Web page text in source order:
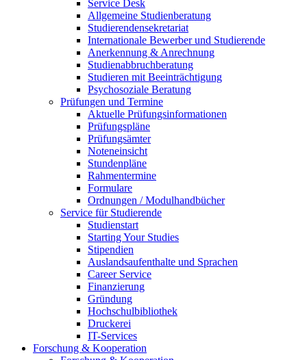
Service Desk
Allgemeine Studienberatung
Studierendensekretariat
Internationale Bewerber und Studierende
Anerkennung & Anrechnung
Studienabbruchberatung
Studieren mit Beeinträchtigung
Psychosoziale Beratung
Prüfungen und Termine
Aktuelle Prüfungsinformationen
Prüfungspläne
Prüfungsämter
Noteneinsicht
Stundenpläne
Rahmentermine
Formulare
Ordnungen / Modulhandbücher
Service für Studierende
Studienstart
Starting Your Studies
Stipendien
Auslandsaufenthalte und Sprachen
Career Service
Finanzierung
Gründung
Hochschulbibliothek
Druckerei
IT-Services
Forschung & Kooperation